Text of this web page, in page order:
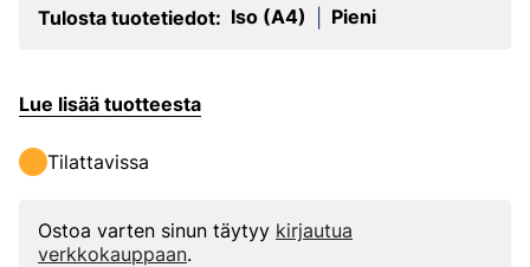
Tulosta tuotetiedot: Iso (A4) Pieni
Lue lisää tuotteesta
Tilattavissa
Ostoa varten sinun täytyy kirjautua
verkkokauppaan.